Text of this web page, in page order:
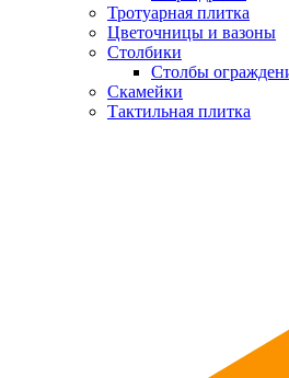
Тротуарная плитка
Цветочницы и вазоны
Столбики
Столбы
Скамейки
Тактильная плитка